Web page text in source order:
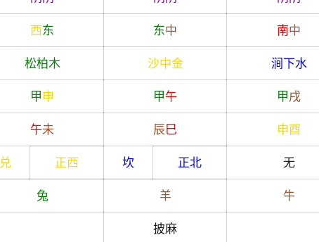
西东 东中 南中
松柏木 沙中金 涧下水
甲申 甲午 甲戌
午未 辰巳 申酉
兑 正西 坎 正北 无
兔 羊 牛
披麻